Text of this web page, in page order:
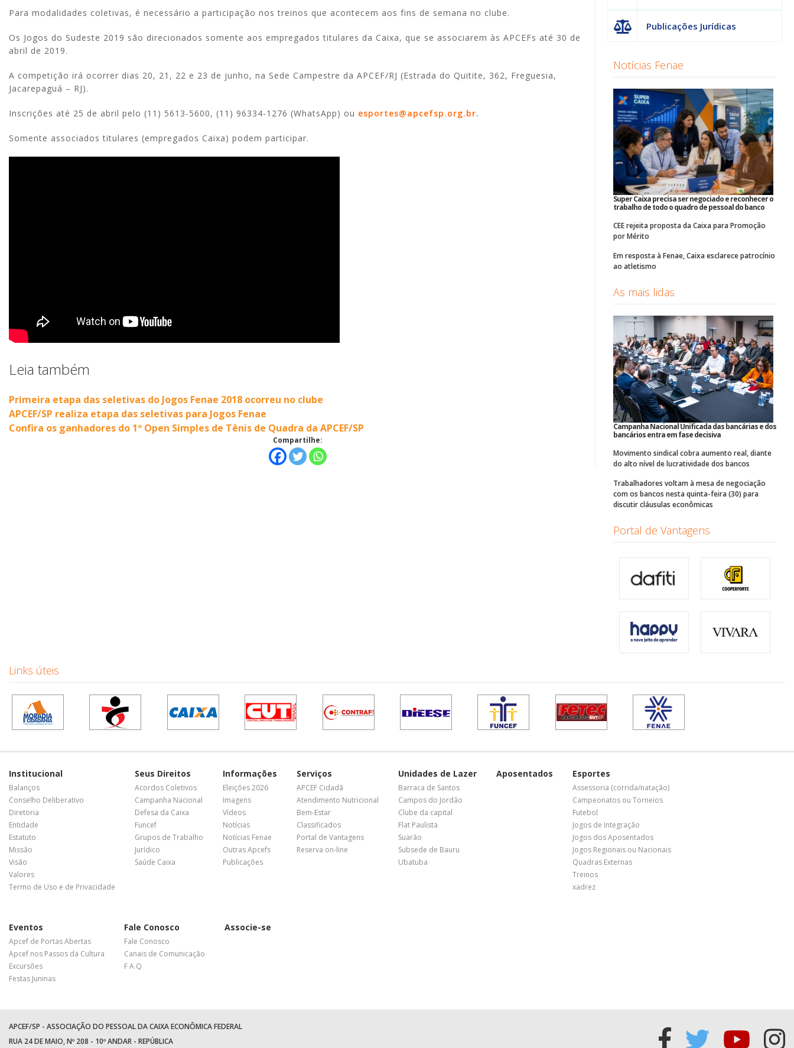
Para modalidades coletivas, é necessário a participação nos treinos que acontecem aos fins de semana no clube.
Os Jogos do Sudeste 2019 são direcionados somente aos empregados titulares da Caixa, que se associarem às APCEFs até 30 de
abril de 2019.
A competição irá ocorrer dias 20, 21, 22 e 23 de junho, na Sede Campestre da APCEF/RJ (Estrada do Quitite, 362, Freguesia,
Jacarepaguá – RJ).
Inscrições até 25 de abril pelo (11) 5613-5600, (11) 96334-1276 (WhatsApp) ou esportes@apcefsp.org.br.
Somente associados titulares (empregados Caixa) podem participar.
Leia também
Primeira etapa das seletivas do Jogos Fenae 2018 ocorreu no clube
APCEF/SP realiza etapa das seletivas para Jogos Fenae
Confira os ganhadores do 1º Open Simples de Tênis de Quadra da APCEF/SP
Compartilhe:
Publicações Jurídicas
Notícias Fenae
Super Caixa precisa ser negociado e reconhecer o
trabalho de todo o quadro de pessoal do banco
CEE rejeita proposta da Caixa para Promoção
por Mérito
Em resposta à Fenae, Caixa esclarece patrocínio
ao atletismo
As mais lidas
Campanha Nacional Unificada das bancárias e dos
bancários entra em fase decisiva
Movimento sindical cobra aumento real, diante
do alto nível de lucratividade dos bancos
Trabalhadores voltam à mesa de negociação
com os bancos nesta quinta-feira (30) para
discutir cláusulas econômicas
Portal de Vantagens
Links úteis
Institucional
Balanços
Conselho Deliberativo
Diretoria
Entidade
Estatuto
Missão
Visão
Valores
Termo de Uso e de Privacidade
Seus Direitos
Acordos Coletivos
Campanha Nacional
Defesa da Caixa
Funcef
Grupos de Trabalho
Jurídico
Saúde Caixa
Informações
Eleições 2026
Imagens
Vídeos
Notícias
Notícias Fenae
Outras Apcefs
Publicações
Serviços
APCEF Cidadã
Atendimento Nutricional
Bem-Estar
Classificados
Portal de Vantagens
Reserva on-line
Unidades de Lazer
Barraca de Santos
Campos do Jordão
Clube da capital
Flat Paulista
Suarão
Subsede de Bauru
Ubatuba
Aposentados Esportes
Assessoria (corrida/natação)
Campeonatos ou Torneios
Futebol
Jogos de Integração
Jogos dos Aposentados
Jogos Regionais ou Nacionais
Quadras Externas
Treinos
xadrez
Eventos
Apcef de Portas Abertas
Apcef nos Passos da Cultura
Excursões
Festas Juninas
Fale Conosco
Fale Conosco
Canais de Comunicação
F A Q
Associe-se
APCEF/SP - ASSOCIAÇÃO DO PESSOAL DA CAIXA ECONÔMICA FEDERAL
RUA 24 DE MAIO, Nº 208 - 10º ANDAR - REPÚBLICA
Acessar
Acessar